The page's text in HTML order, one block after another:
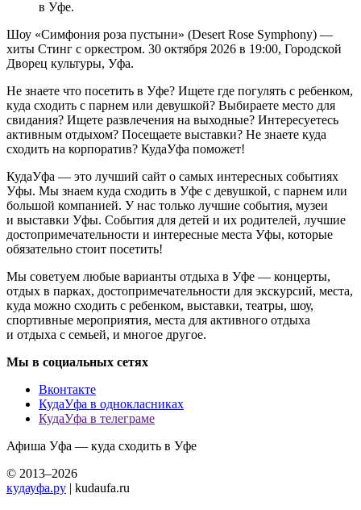
в Уфе.
Шоу «Симфония роза пустыни» (Desert Rose Symphony) —
хиты Стинг с оркестром. 30 октября 2026 в 19:00, Городской
Дворец культуры, Уфа.
Не знаете что посетить в Уфе? Ищете где погулять с ребенком,
куда сходить с парнем или девушкой? Выбираете место для
свидания? Ищете развлечения на выходные? Интересуетесь
активным отдыхом? Посещаете выставки? Не знаете куда
сходить на корпоратив? КудаУфа поможет!
КудаУфа — это лучший сайт о самых интересных событиях
Уфы. Мы знаем куда сходить в Уфе с девушкой, с парнем или
большой компанией. У нас только лучшие события, музеи
и выставки Уфы. События для детей и их родителей, лучшие
достопримечательности и интересные места Уфы, которые
обязательно стоит посетить!
Мы советуем любые варианты отдыха в Уфе — концерты,
отдых в парках, достопримечательности для экскурсий, места,
куда можно сходить с ребенком, выставки, театры, шоу,
спортивные мероприятия, места для активного отдыха
и отдыха с семьей, и многое другое.
Мы в социальных сетях
Вконтакте
КудаУфа в однокласниках
КудаУфа в телеграме
Афиша Уфа — куда сходить в Уфе
© 2013–2026
кудауфа.ру | kudaufa.ru